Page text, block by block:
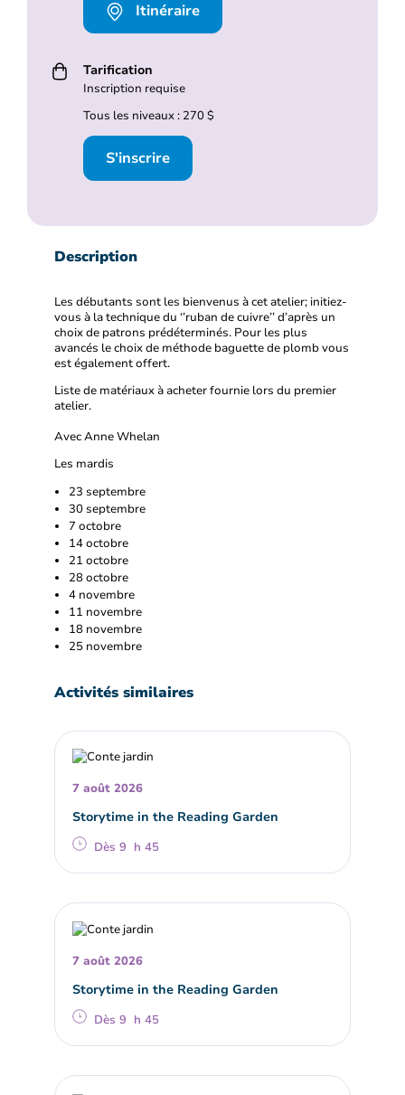
Itinéraire
Tarification
Inscription requise
Tous les niveaux : 270 $
S'inscrire
Description
Les débutants sont les bienvenus à cet atelier; initiez-
vous à la technique du ‘’ruban de cuivre’’ d’après un
choix de patrons prédéterminés. Pour les plus
avancés le choix de méthode baguette de plomb vous
est également offert.
Liste de matériaux à acheter fournie lors du premier
atelier.
Avec Anne Whelan
Les mardis
23 septembre
30 septembre
7 octobre
14 octobre
21 octobre
28 octobre
4 novembre
11 novembre
18 novembre
25 novembre
Activités similaires
7 août 2026
Storytime in the Reading Garden
Dès 9 h 45
7 août 2026
Storytime in the Reading Garden
Dès 9 h 45